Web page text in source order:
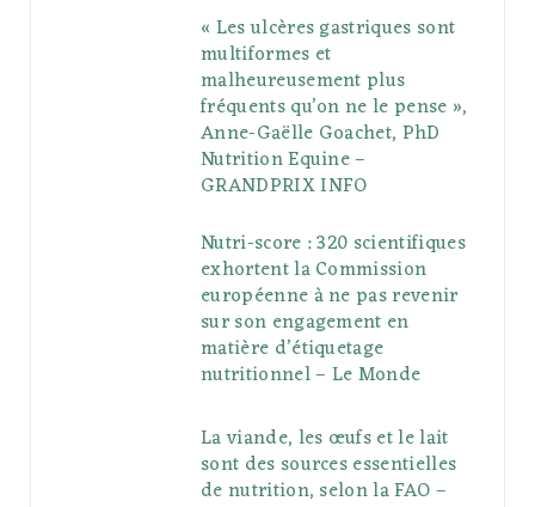
« Les ulcères gastriques sont
multiformes et
malheureusement plus
fréquents qu’on ne le pense »,
Anne-Gaëlle Goachet, PhD
Nutrition Equine –
GRANDPRIX INFO
Nutri-score : 320 scientifiques
exhortent la Commission
européenne à ne pas revenir
sur son engagement en
matière d’étiquetage
nutritionnel – Le Monde
La viande, les œufs et le lait
sont des sources essentielles
de nutrition, selon la FAO –